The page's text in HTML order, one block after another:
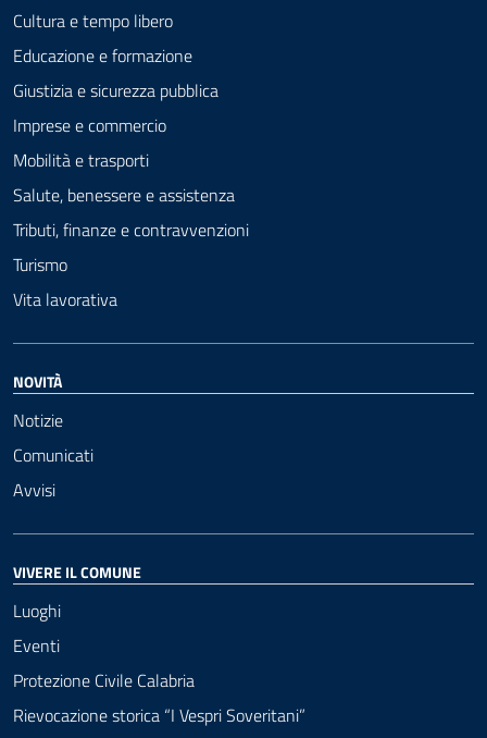
Cultura e tempo libero
Educazione e formazione
Giustizia e sicurezza pubblica
Imprese e commercio
Mobilità e trasporti
Salute, benessere e assistenza
Tributi, finanze e contravvenzioni
Turismo
Vita lavorativa
NOVITÀ
Notizie
Comunicati
Avvisi
VIVERE IL COMUNE
Luoghi
Eventi
Protezione Civile Calabria
Rievocazione storica “I Vespri Soveritani”